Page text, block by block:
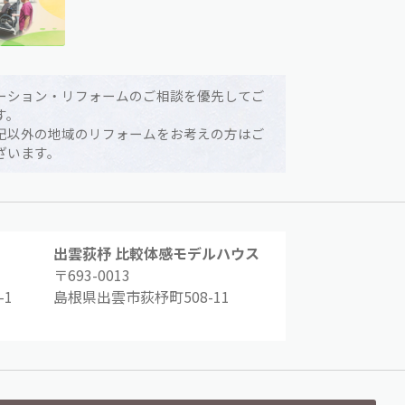
ョン・リフォームのご相談を優先してご
外の地域のリフォームをお考えの方はご
ます。
出雲荻杼 比較体感モデルハウス
〒693-0013
島根県出雲市荻杼町508-11